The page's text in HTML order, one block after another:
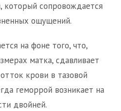
который сопровождается
ощущений.
на фоне того, что,
матка, сдавливает
крови в тазовой
геморрой возникает на
двойней.